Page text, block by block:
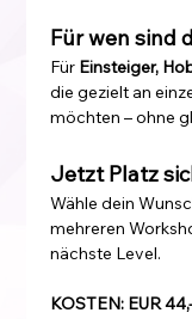
Für wen sind
Für Einsteiger,
die gezielt an
möchten – ohne
Jetzt Platz
Wähle dein
mehreren
nächste Level.
KOSTEN: EUR